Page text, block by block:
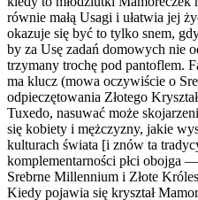
równie małą Usagi i ułatwia jej
okazuje się być to tylko snem,
by za Usę zadań domowych nie
trzymany trochę pod pantoflem.
ma klucz (mowa oczywiście o
odpieczętowania Złotego
Tuxedo, nasuwać może
się kobiety i mężczyzny, jakie
kulturach świata [i znów ta
komplementarności płci obojga
Srebrne Millennium i Złote
Kiedy pojawia się kryształ